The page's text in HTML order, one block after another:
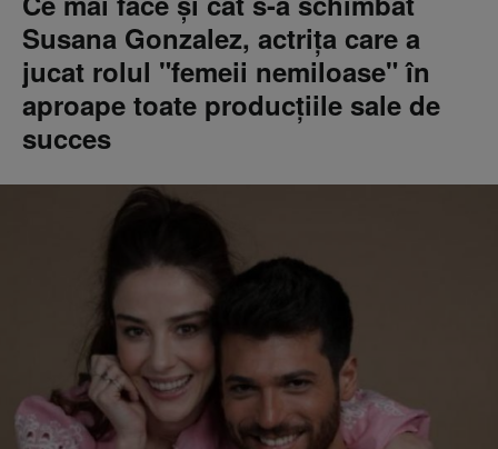
Susana Gonzalez, actrița care a
jucat rolul "femeii nemiloase" în
aproape toate producțiile sale de
succes